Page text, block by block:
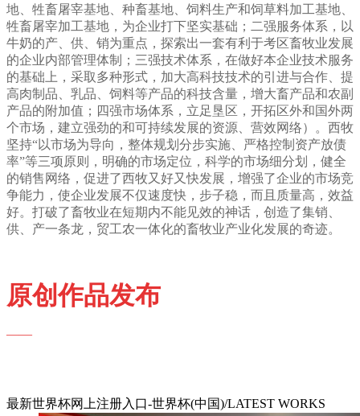
地、牲畜屠宰基地、种畜基地、饲料生产和饲草料加工基地、
牲畜屠宰加工基地，为企业打下坚实基础；二强服务体系，以
牛奶的产、供、销为重点，探索出一套有利于考区畜牧业发展
的企业内部管理体制；三强技术体系，在做好本企业技术服务
的基础上，采取多种形式，加大高科技技术的引进与合作、提
高肉制品、乳品、饲料等产品的科技含量，增大畜产品和农副
产品的附加值；四强市场体系，立足垦区，开拓区外和国外两
个市场，建立强劲的和可持续发展的资源、营效网络）。西牧
坚持“以市场为导向，整体规划分步实施、严格控制资产放债
率”等三项原则，明确的市场定位，科学的市场细分划，健全
的销售网络，促进了西牧又好又快发展，增强了企业的市场竞
争能力，使企业发展不仅速度快，步子稳，而且质量高，效益
好。打破了畜牧业在短期内不能见效的神话，创造了集销、
供、产一条龙，贸工农一体化的畜牧业产业化发展的奇迹。
原创作品发布
——
最新世界杯网上注册入口-世界杯(中国)/LATEST WORKS